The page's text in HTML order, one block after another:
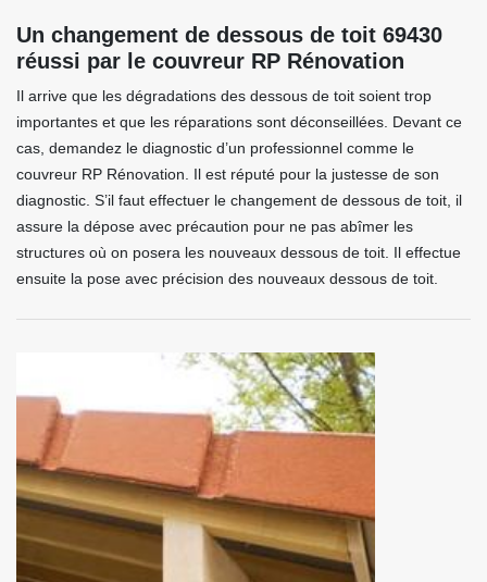
Un changement de dessous de toit 69430
réussi par le couvreur RP Rénovation
Il arrive que les dégradations des dessous de toit soient trop
importantes et que les réparations sont déconseillées. Devant ce
cas, demandez le diagnostic d’un professionnel comme le
couvreur RP Rénovation. Il est réputé pour la justesse de son
diagnostic. S’il faut effectuer le changement de dessous de toit, il
assure la dépose avec précaution pour ne pas abîmer les
structures où on posera les nouveaux dessous de toit. Il effectue
ensuite la pose avec précision des nouveaux dessous de toit.